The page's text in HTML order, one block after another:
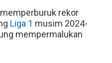
rekor
Liga 1 musim 2024-
mempermalukan